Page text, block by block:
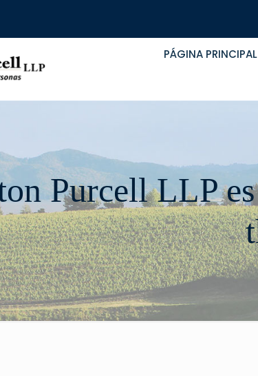
PÁGINA PRINCIPAL
Purcell LLP